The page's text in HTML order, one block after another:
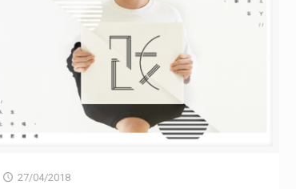
27/04/2018